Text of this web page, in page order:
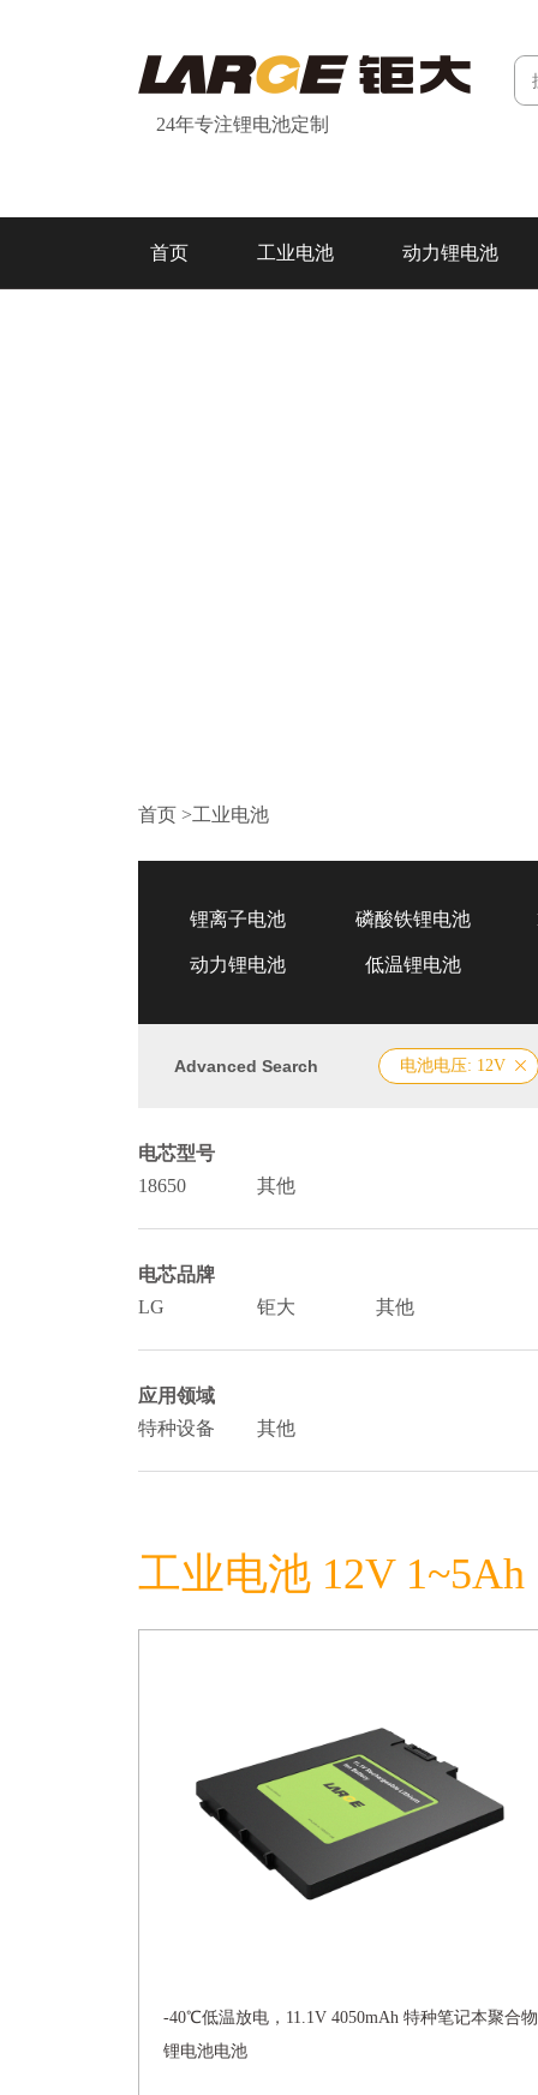
24年专注锂电池定制
首页 工业电池 动力锂电池
首页 >工业电池
锂离子电池 磷酸铁锂电池
动力锂电池 低温锂电池
Advanced Search 电池电压: 12V
电芯型号
18650
其他
电芯品牌
LG
钜大 其他
应用领域
特种设备
其他
工业电池 12V 1~5Ah
-40℃低温放电，11.1V 4050mAh 特种笔记本聚合物
锂电池电池